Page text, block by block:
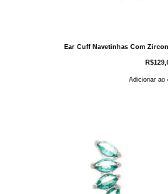
Ear Cuff Navetinhas Com
R$
Adicionar ao